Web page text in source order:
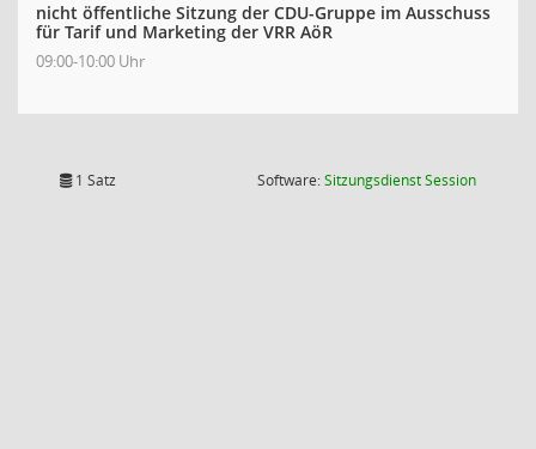
nicht öffentliche Sitzung der CDU-Gruppe im Ausschuss
für Tarif und Marketing der VRR AöR
09:00-10:00 Uhr
1 Satz Software:SitzungsdienstSession(Wird in